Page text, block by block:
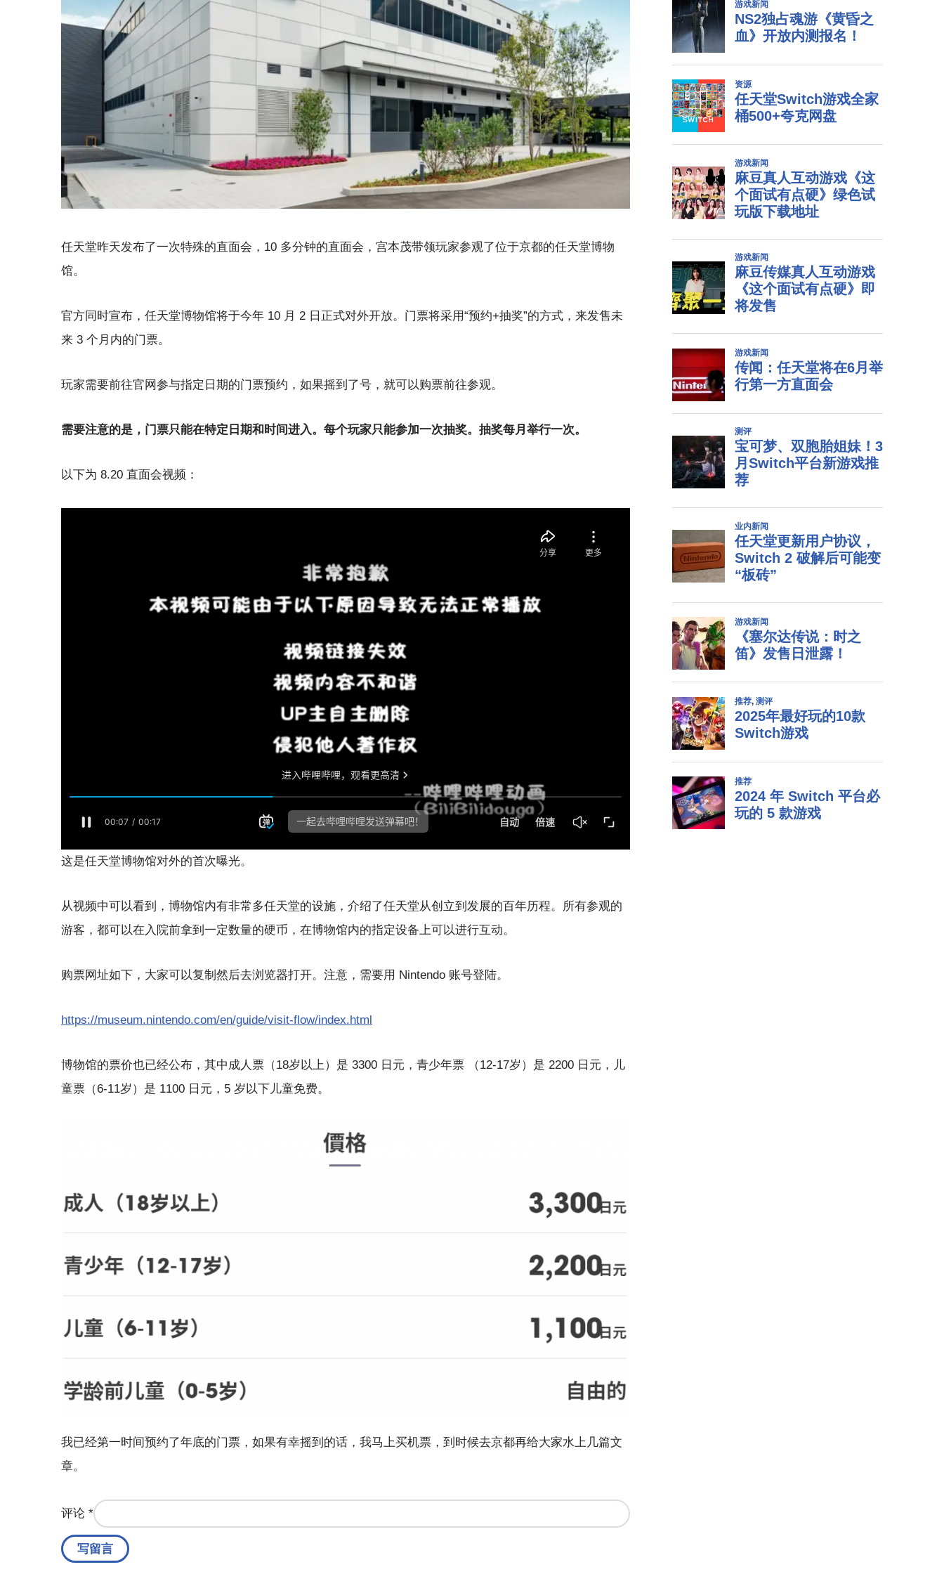
任天堂昨天发布了一次特殊的直面会，10 多分钟的直面会，宫本茂带领玩家参观了位于京都的任天堂博物
馆。
官方同时宣布，任天堂博物馆将于今年 10 月 2 日正式对外开放。门票将采用“预约+抽奖”的方式，来发售未
来 3 个月内的门票。
玩家需要前往官网参与指定日期的门票预约，如果摇到了号，就可以购票前往参观。
需要注意的是，门票只能在特定日期和时间进入。每个玩家只能参加一次抽奖。抽奖每月举行一次。
以下为 8.20 直面会视频：
这是任天堂博物馆对外的首次曝光。
从视频中可以看到，博物馆内有非常多任天堂的设施，介绍了任天堂从创立到发展的百年历程。所有参观的
游客，都可以在入院前拿到一定数量的硬币，在博物馆内的指定设备上可以进行互动。
购票网址如下，大家可以复制然后去浏览器打开。注意，需要用 Nintendo 账号登陆。
https://museum.nintendo.com/en/guide/visit-flow/index.html
博物馆的票价也已经公布，其中成人票（18岁以上）是 3300 日元，青少年票 （12-17岁）是 2200 日元，儿
童票（6-11岁）是 1100 日元，5 岁以下儿童免费。
我已经第一时间预约了年底的门票，如果有幸摇到的话，我马上买机票，到时候去京都再给大家水上几篇文
章。
评论 *